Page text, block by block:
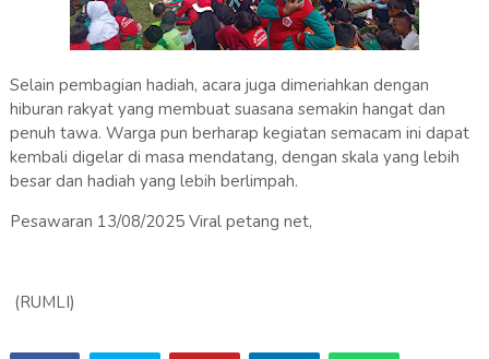
Selain pembagian hadiah, acara juga dimeriahkan dengan
hiburan rakyat yang membuat suasana semakin hangat dan
penuh tawa. Warga pun berharap kegiatan semacam ini dapat
kembali digelar di masa mendatang, dengan skala yang lebih
besar dan hadiah yang lebih berlimpah.
Pesawaran 13/08/2025 Viral petang net,
(RUMLI)